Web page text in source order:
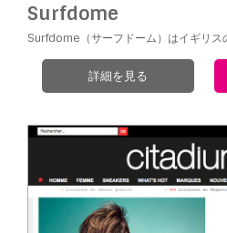
Surfdome
Surfdome（サーフドーム）はイギリス
詳細を見る